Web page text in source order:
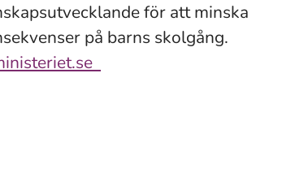
för att minska
på barns skolgång.